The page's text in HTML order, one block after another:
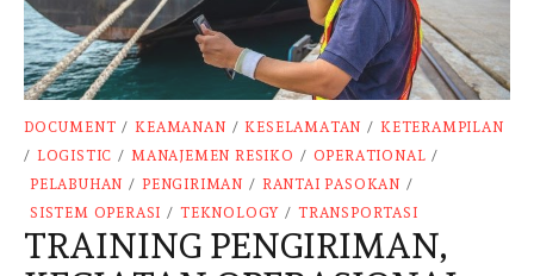
DOCUMENT / KEAMANAN / KESELAMATAN / KETERAMPILAN
/ LOGISTIC / MANAJEMEN RESIKO / OPERATIONAL /
PELABUHAN / PENGIRIMAN / RANTAI PASOKAN /
SISTEM OPERASI / TEKNOLOGY / TRANSPORTASI
TRAINING PENGIRIMAN,